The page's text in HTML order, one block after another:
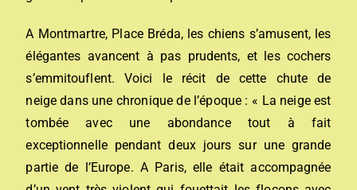
A Montmartre, Place Bréda, les chiens s’amusent, les
élégantes avancent à pas prudents, et les cochers
s’emmitouflent. Voici le récit de cette chute de
neige dans une chronique de l’époque : « La neige est
tombée avec une abondance tout à fait
exceptionnelle pendant deux jours sur une grande
partie de l’Europe. A Paris, elle était accompagnée